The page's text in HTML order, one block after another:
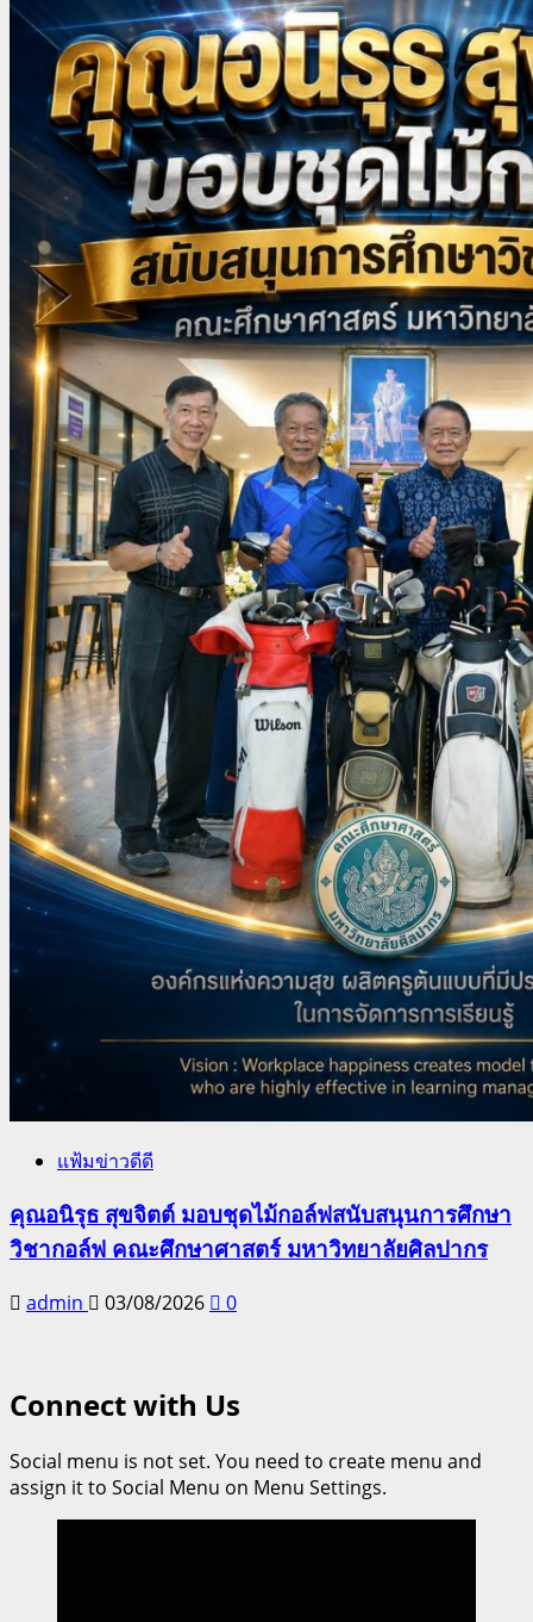
แฟ้มข่าวดีดี
คุณอนิรุธ สุขจิตต์ มอบชุดไม้กอล์ฟสนับสนุนการศึกษา
วิชากอล์ฟ คณะศึกษาศาสตร์ มหาวิทยาลัยศิลปากร
admin 03/08/2026 0
Connect with Us
Social menu is not set. You need to create menu and
assign it to Social Menu on Menu Settings.